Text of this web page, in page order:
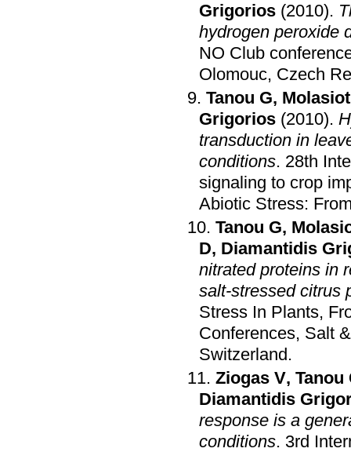
Grigorios (2010).
hydrogen peroxide
NO Club
Olomouc, Czech
Tanou G,
Grigorios (2010).
transduction in
conditions. 28th
signaling to crop
Abiotic Stress:
Tanou G,
D, Diamantidis
nitrated proteins in
salt-stressed citrus
Stress In Plants,
Conferences, Salt
Switzerland .
Ziogas V, Tanou
Diamantidis
response is a
conditions. 3rd